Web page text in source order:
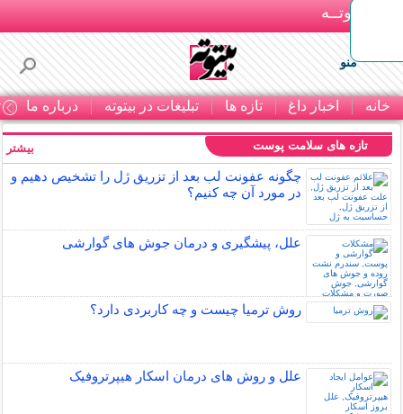
بـیتوتــه
منو
خانه اخبار داغ تازه ها تبلیغات در بیتوته درباره ما
تازه های سلامت پوست
چگونه عفونت لب بعد از تزریق ژل را تشخیص دهیم و
در مورد آن چه کنیم؟
علل، پیشگیری و درمان جوش های گوارشی
روش ترمیا چیست و چه کاربردی دارد؟
علل و روش های درمان اسکار هیپرتروفیک
بیشتر